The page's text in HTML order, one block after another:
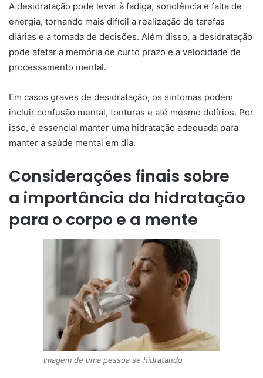
A desidratação pode levar à fadiga, sonolência e falta de
energia, tornando mais difícil a realização de tarefas
diárias e a tomada de decisões. Além disso, a desidratação
pode afetar a memória de curto prazo e a velocidade de
processamento mental.
Em casos graves de desidratação, os sintomas podem
incluir confusão mental, tonturas e até mesmo delírios. Por
isso, é essencial manter uma hidratação adequada para
manter a saúde mental em dia.
Considerações finais sobre
a importância da hidratação
para o corpo e a mente
Imagem de uma pessoa se hidratando